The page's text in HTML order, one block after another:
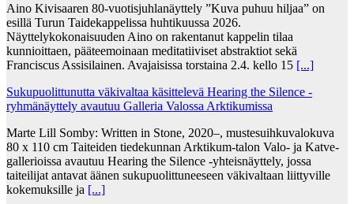
Aino Kivisaaren 80-vuotisjuhlanäyttely ”Kuva puhuu hiljaa” on
esillä Turun Taidekappelissa huhtikuussa 2026.
Näyttelykokonaisuuden Aino on rakentanut kappelin tilaa
kunnioittaen, pääteemoinaan meditatiiviset abstraktiot sekä
Franciscus Assisilainen. Avajaisissa torstaina 2.4. kello 15 [...]
Sukupuolittunutta väkivaltaa käsittelevä Hearing the Silence -
ryhmänäyttely avautuu Galleria Valossa Arktikumissa
Marte Lill Somby: Written in Stone, 2020–, mustesuihkuvalokuva
80 x 110 cm Taiteiden tiedekunnan Arktikum-talon Valo- ja Katve-
gallerioissa avautuu Hearing the Silence -yhteisnäyttely, jossa
taiteilijat antavat äänen sukupuolittuneeseen väkivaltaan liittyville
kokemuksille ja [...]